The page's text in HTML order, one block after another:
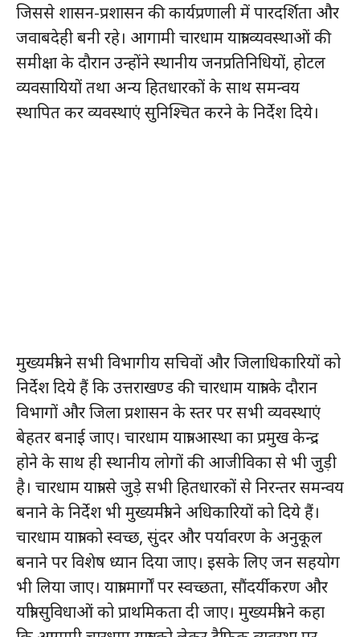
जिससे शासन-प्रशासन की कार्यप्रणाली में पारदर्शिता और
जवाबदेही बनी रहे। आगामी चारधाम यात्रा व्यवस्थाओं की
समीक्षा के दौरान उन्होंने स्थानीय जनप्रतिनिधियों, होटल
व्यवसायियों तथा अन्य हितधारकों के साथ समन्वय
स्थापित कर व्यवस्थाएं सुनिश्चित करने के निर्देश दिये।
मुख्यमंत्री ने सभी विभागीय सचिवों और जिलाधिकारियों को
निर्देश दिये हैं कि उत्तराखण्ड की चारधाम यात्रा के दौरान
विभागों और जिला प्रशासन के स्तर पर सभी व्यवस्थाएं
बेहतर बनाई जाए। चारधाम यात्रा आस्था का प्रमुख केन्द्र
होने के साथ ही स्थानीय लोगों की आजीविका से भी जुड़ी
है। चारधाम यात्रा से जुड़े सभी हितधारकों से निरन्तर समन्वय
बनाने के निर्देश भी मुख्यमंत्री ने अधिकारियों को दिये हैं।
चारधाम यात्रा को स्वच्छ, सुंदर और पर्यावरण के अनुकूल
बनाने पर विशेष ध्यान दिया जाए। इसके लिए जन सहयोग
भी लिया जाए। यात्रा मार्गों पर स्वच्छता, सौंदर्यीकरण और
यात्री सुविधाओं को प्राथमिकता दी जाए। मुख्यमंत्री ने कहा